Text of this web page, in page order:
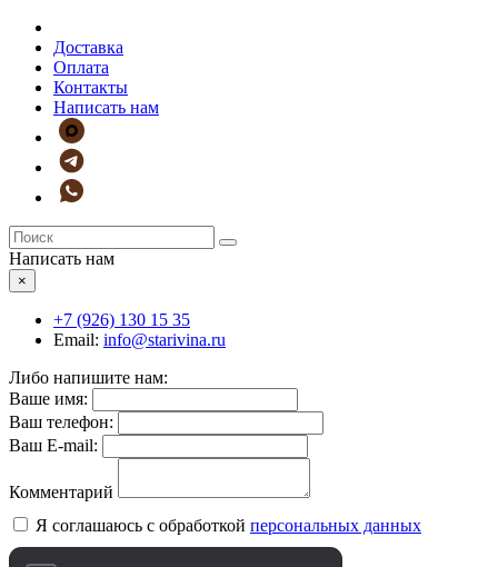
Доставка
Оплата
Контакты
Написать нам
Написать нам
×
+7 (926) 130 15 35
Email: info@starivina.ru
Либо напишите нам:
Ваше имя:
Ваш телефон:
Ваш E-mail:
Комментарий
Я соглашаюсь с обработкой персональных данных